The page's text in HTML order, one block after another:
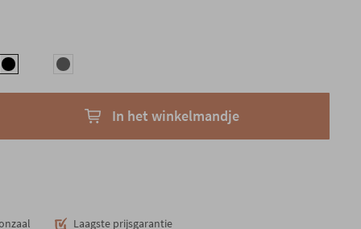
In het winkelmandje
Laagste prijsgarantie